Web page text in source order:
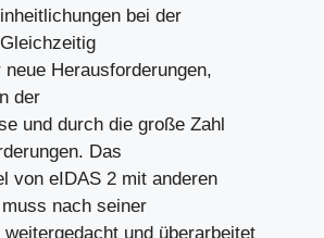
bei der
Herausforderungen,
der
und durch die große Zahl
Das
von eIDAS 2 mit anderen
nach seiner
weitergedacht und überarbeitet